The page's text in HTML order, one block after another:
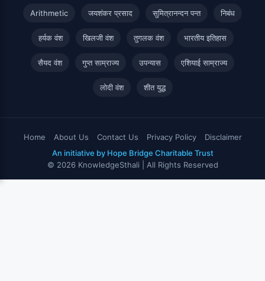
Arithmetic जयशंकर प्रसाद सुमित्रानन्दन पन्त निबंध
हर्यक वंश खिलजी वंश तुगलक वंश भारतीय इतिहास
सैयद वंश गुप्त साम्राज्य उपन्यास एशियाई साम्राज्य
लोदी वंश शीत युद्ध
Home About Us Contact Us Privacy Policy
Disclaimer
An initiative by Hope Bridge Charitable Trust
© 2026 KnowledgeSthali | All Rights Reserved